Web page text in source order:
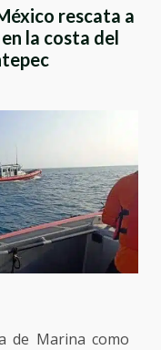
rescata a
la costa del
de Marina como